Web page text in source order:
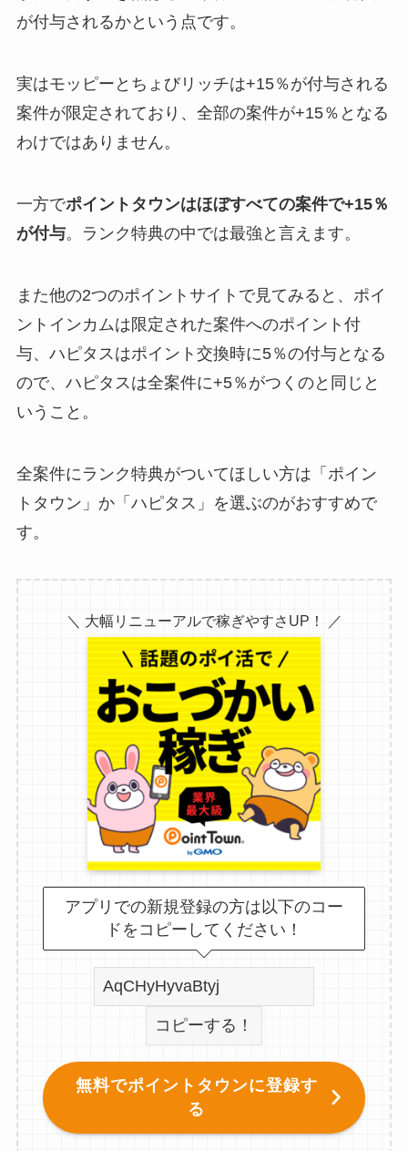
が付与されるかという点です。
実はモッピーとちょびリッチは+15％が付与される
案件が限定されており、全部の案件が+15％となる
わけではありません。
一方でポイントタウンはほぼすべての案件で+15％
が付与。ランク特典の中では最強と言えます。
また他の2つのポイントサイトで見てみると、ポイ
ントインカムは限定された案件へのポイント付
与、ハピタスはポイント交換時に5％の付与となる
ので、ハピタスは全案件に+5％がつくのと同じと
いうこと。
全案件にランク特典がついてほしい方は「ポイン
トタウン」か「ハピタス」を選ぶのがおすすめで
す。
＼ 大幅リニューアルで稼ぎやすさUP！ ／
アプリでの新規登録の方は以下のコー
ドをコピーしてください！
コピーする！
無料でポイントタウンに登録す
る